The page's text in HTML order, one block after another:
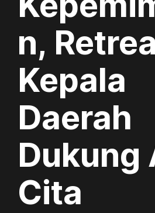
n,
Kepala
Daerah
Dukung
Cita